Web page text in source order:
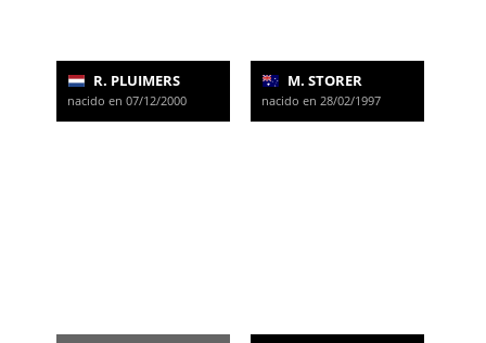
R. PLUIMERS
nacido en 07/12/2000
M. STORER
nacido en 28/02/1997